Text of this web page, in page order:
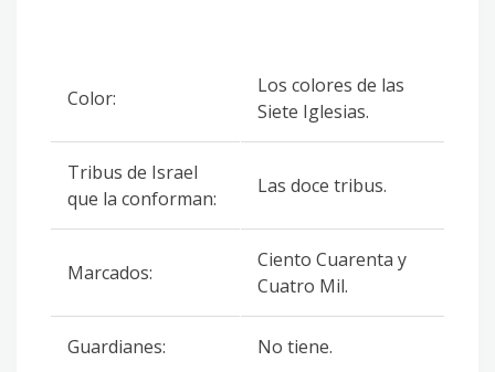
Color:
Los colores de las
Siete Iglesias.
Tribus de Israel
que la conforman:
Las doce tribus.
Marcados:
Ciento Cuarenta y
Cuatro Mil.
Guardianes: No tiene.